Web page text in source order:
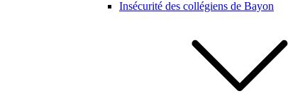
Insécurité des collégiens de Bayon